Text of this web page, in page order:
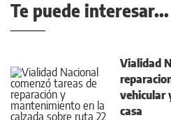
Te puede interesar...
Vialidad
vehicular
casa